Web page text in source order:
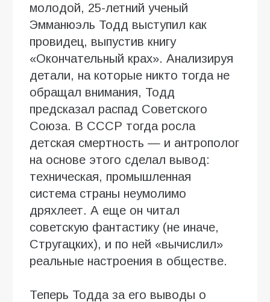
молодой, 25-летний ученый
Эмманюэль Тодд выступил как
провидец, выпустив книгу
«Окончательный крах». Анализируя
детали, на которые никто тогда не
обращал внимания, Тодд
предсказал распад Советского
Союза. В СССР тогда росла
детская смертность — и антрополог
на основе этого сделал вывод:
техническая, промышленная
система страны неумолимо
дряхлеет. А еще он читал
советскую фантастику (не иначе,
Стругацких), и по ней «вычислил»
реальные настроения в обществе.
Теперь Тодда за его выводы о